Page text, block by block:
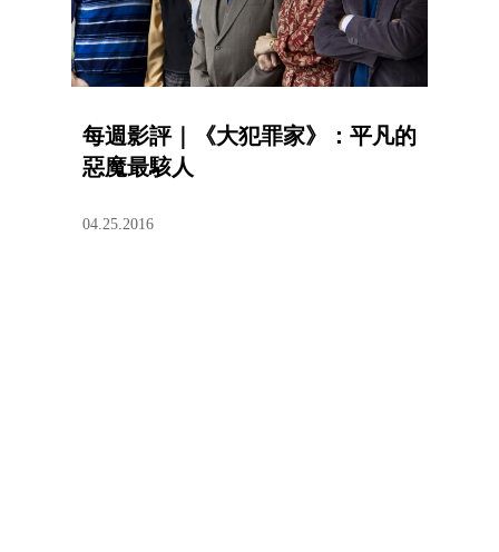
每週影評｜《大犯罪家》：平凡的
惡魔最駭人
04.25.2016